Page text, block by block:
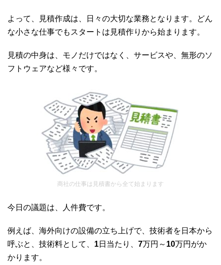
よって、見積作成は、日々の大切な業務となります。どん
な小さな仕事でもスタートは見積作りから始まります。
見積の中身は、モノだけではなく、サービスや、無形のソ
フトウェアなど様々です。
商社の仕事は見積書から全て始まります
今日の議題は、人件費です。
例えば、海外向けの設備の立ち上げで、技術者を日本から
呼ぶと、技術料として、 1日当たり、 7万円～ 10万円がか
かります。